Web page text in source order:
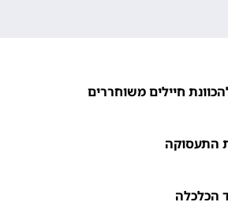
חיילים משוחררים
התעסוקה
הכלכלה